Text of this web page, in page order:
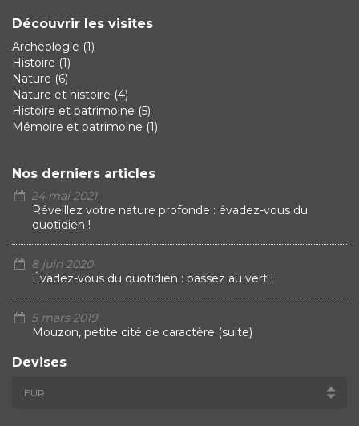
Découvrir les visites
Archéologie (1)
Histoire (1)
Nature (6)
Nature et histoire (4)
Histoire et patrimoine (5)
Mémoire et patrimoine (1)
Nos derniers articles
24 mai 2021
Réveillez votre nature profonde : évadez-vous du
quotidien !
8 juin 2020
Évadez-vous du quotidien : passez au vert !
5 mars 2019
Mouzon, petite cité de caractère (suite)
Devises